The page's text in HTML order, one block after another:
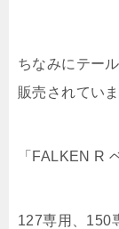
ちなみにテー
販売されていま
「FALKEN R
127専用、150